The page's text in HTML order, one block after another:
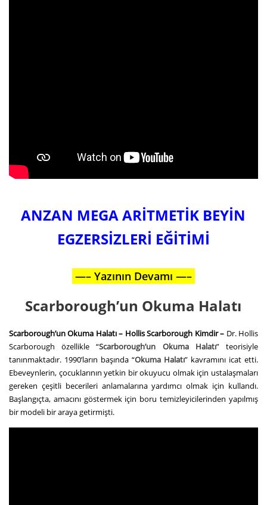
ANZAN MEGA ARİTMETİK BEYİN
EGZERSİZLERİ EĞİTİMİ
—– Yazının Devamı —–
Scarborough’un Okuma Halatı
Scarborough’un Okuma Halatı – Hollis Scarborough Kimdir – Dr. Hollis
Scarborough özellikle “Scarborough’un Okuma Halatı” teorisiyle
tanınmaktadır. 1990’ların başında “Okuma Halatı” kavramını icat etti.
Ebeveynlerin, çocuklarının yetkin bir okuyucu olmak için ustalaşmaları
gereken çeşitli becerileri anlamalarına yardımcı olmak için kullandı.
Başlangıçta, amacını göstermek için boru temizleyicilerinden yapılmış
bir modeli bir araya getirmişti.